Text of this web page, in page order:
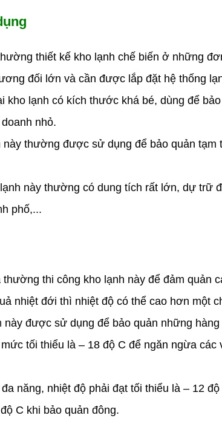
thiết kế kho lạnh chế biến ở những
đối lớn và cần được lắp đặt hệ thống
kho lạnh có kích thước khá bé, dùng để
nhỏ.
này thường được sử dụng để bảo quản
này thường có dung tích rất lớn, dự trữ
phố,...
thi công kho lạnh này để đảm quản
nhiệt đới thì nhiệt độ có thể cao hơn một
này được sử dụng để bảo quản những
tối thiểu là – 18 độ C để ngăn ngừa
năng, nhiệt độ phải đạt tối thiểu là – 12
C khi bảo quản đông.